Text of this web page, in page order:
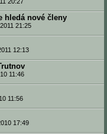
hledá nové členy
21:25
12:13
11:46
11:56
17:49